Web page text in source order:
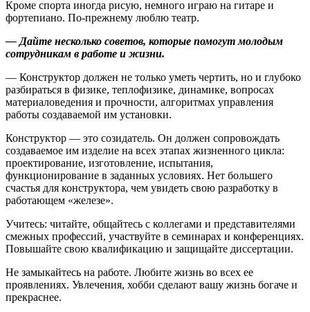
Кроме спорта иногда рисую, немного играю на гитаре и
фортепиано. По-прежнему люблю театр.
— Дайте несколько советов, которые помогут молодым
сотрудникам в работе и жизни.
— Конструктор должен не только уметь чертить, но и глубоко
разбираться в физике, теплофизике, динамике, вопросах
материаловедения и прочности, алгоритмах управления
работы создаваемой им установки.
Конструктор — это созидатель. Он должен сопровождать
создаваемое им изделие на всех этапах жизненного цикла:
проектирование, изготовление, испытания,
функционирование в заданных условиях. Нет большего
счастья для конструктора, чем увидеть свою разработку в
работающем «железе».
Учитесь: читайте, общайтесь с коллегами и представителями
смежных профессий, участвуйте в семинарах и конференциях.
Повышайте свою квалификацию и защищайте диссертации.
Не замыкайтесь на работе. Любите жизнь во всех ее
проявлениях. Увлечения, хобби сделают вашу жизнь богаче и
прекраснее.